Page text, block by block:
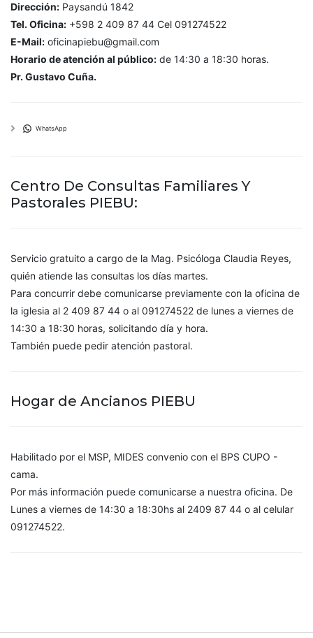
Dirección: Paysandú 1842
Tel. Oficina: +598 2 409 87 44 Cel 091274522
E-Mail: oficinapiebu@gmail.com
Horario de atención al público: de 14:30 a 18:30 horas.
Pr. Gustavo Cuña.
WhatsApp
Centro De Consultas Familiares Y
Pastorales PIEBU:
Servicio gratuito a cargo de la Mag. Psicóloga Claudia Reyes,
quién atiende las consultas los días martes.
Para concurrir debe comunicarse previamente con la oficina de
la iglesia al 2 409 87 44 o al 091274522 de lunes a viernes de
14:30 a 18:30 horas, solicitando día y hora.
También puede pedir atención pastoral.
Hogar de Ancianos PIEBU
Habilitado por el MSP, MIDES convenio con el BPS CUPO -
cama.
Por más información puede comunicarse a nuestra oficina. De
Lunes a viernes de 14:30 a 18:30hs al 2409 87 44 o al celular
091274522.